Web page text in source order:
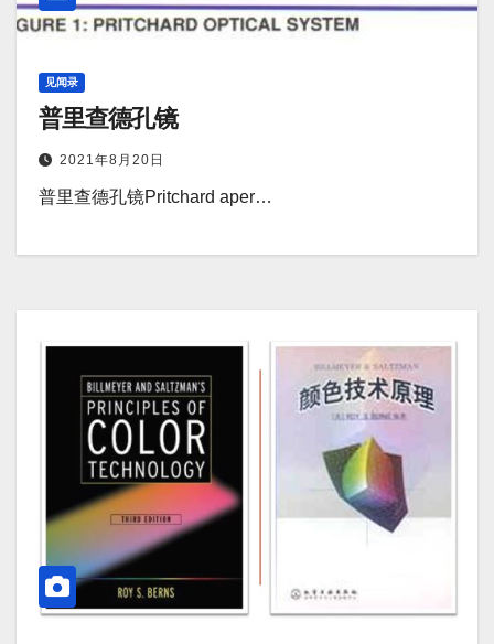
见闻录
普里查德孔镜
2021年8月20日
普里查德孔镜Pritchard aper…